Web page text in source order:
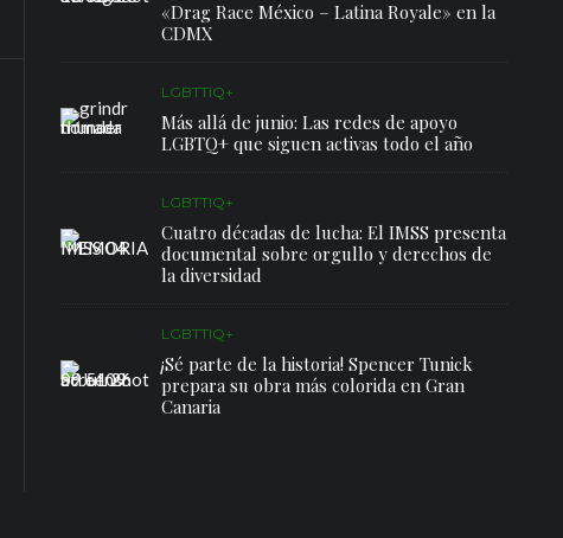
«Drag Race México – Latina Royale» en la
CDMX
LGBTTIQ+
Más allá de junio: Las redes de apoyo
LGBTQ+ que siguen activas todo el año
LGBTTIQ+
Cuatro décadas de lucha: El IMSS presenta
documental sobre orgullo y derechos de
la diversidad
LGBTTIQ+
¡Sé parte de la historia! Spencer Tunick
prepara su obra más colorida en Gran
Canaria